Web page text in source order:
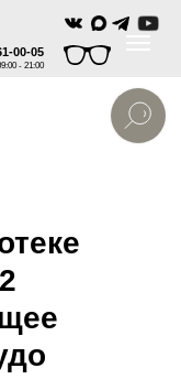
00-05
- 21:00